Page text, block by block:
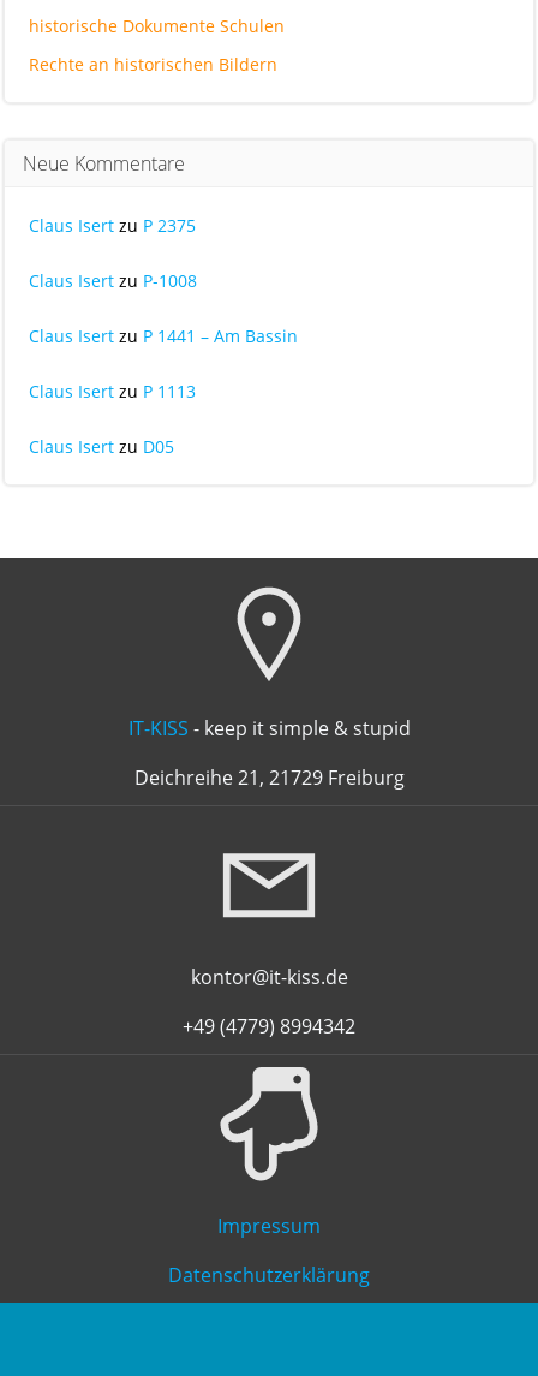
historische Dokumente Schulen
Rechte an historischen Bildern
Neue Kommentare
Claus Isert zu P 2375
Claus Isert zu P-1008
Claus Isert zu P 1441 – Am Bassin
Claus Isert zu P 1113
Claus Isert zu D05
IT-KISS - keep it simple & stupid
Deichreihe 21, 21729 Freiburg
kontor@it-kiss.de
+49 (4779) 8994342
Impressum
Datenschutzerklärung